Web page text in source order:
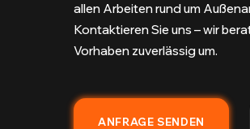
allen Arbeiten rund um
Kontaktieren Sie uns – wir
Vorhaben zuverlässig um.
ANFRAGE SENDEN